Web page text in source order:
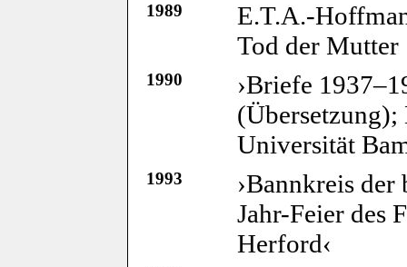
1989
E.T.A.-
Tod der Mutter
1990
›Briefe
Universität
1993
›Bannkreis der
Jahr-Feier des
Herford‹